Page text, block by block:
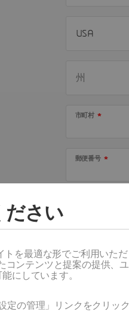
市町村
郵便番号
入力した
個人
たものと
人情報保
用します。
ださい
を最適な形でご利用いた
ンテンツと提案の提供、
にしています。
の管理」リンクをクリッ